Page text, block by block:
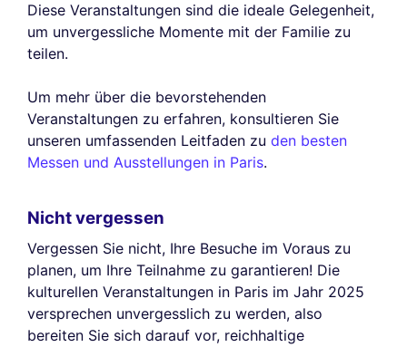
Diese Veranstaltungen sind die ideale Gelegenheit,
um unvergessliche Momente mit der Familie zu
teilen.
Um mehr über die bevorstehenden
Veranstaltungen zu erfahren, konsultieren Sie
unseren umfassenden Leitfaden zu den besten
Messen und Ausstellungen in Paris.
Nicht vergessen
Vergessen Sie nicht, Ihre Besuche im Voraus zu
planen, um Ihre Teilnahme zu garantieren! Die
kulturellen Veranstaltungen in Paris im Jahr 2025
versprechen unvergesslich zu werden, also
bereiten Sie sich darauf vor, reichhaltige